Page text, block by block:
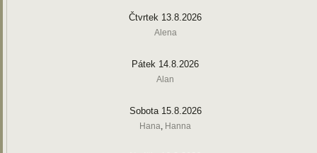
Čtvrtek 13.8.2026
Alena
Pátek 14.8.2026
Alan
Sobota 15.8.2026
Hana, Hanna